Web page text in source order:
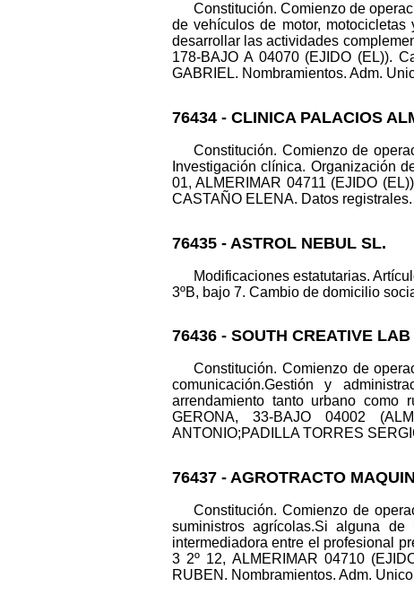
Constitución. Comienzo de
de vehículos de motor,
desarrollar las actividades
178-BAJO A 04070 (EJIDO (EL)).
GABRIEL. Nombramientos. Adm.
76434 - CLINICA PALACIOS
Constitución. Comienzo de
Investigación clínica. Organización
01, ALMERIMAR 04711 (EJIDO
CASTAÑO ELENA. Datos
76435 - ASTROL NEBUL SL.
Modificaciones estatutarias.
3ºB, bajo 7. Cambio de domicilio
76436 - SOUTH CREATIVE
Constitución. Comienzo de
comunicación.Gestión y
arrendamiento tanto urbano como
GERONA, 33-BAJO 04002
ANTONIO;PADILLA TORRES
76437 - AGROTRACTO
Constitución. Comienzo de
suministros agrícolas.Si alguna
intermediadora entre el profesional
3 2º 12, ALMERIMAR 04710
RUBEN. Nombramientos. Adm.